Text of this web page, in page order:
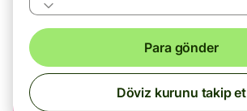
Para gönder
Döviz kurunu takip et